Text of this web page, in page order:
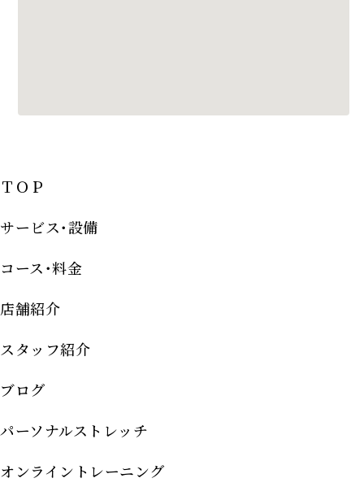
ＴＯＰ
サービス･設備
コース･料金
店舗紹介
スタッフ紹介
ブログ
パーソナルストレッチ
オンライントレーニング